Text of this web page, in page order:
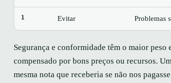
1 Evitar Problemas
Segurança e conformidade têm o maior
compensado por bons preços ou recursos.
mesma nota que receberia se não nos